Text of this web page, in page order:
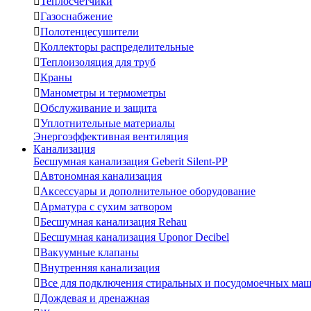
Газоснабжение
Полотенцесушители
Коллекторы распределительные
Теплоизоляция для труб
Краны
Манометры и термометры
Обслуживание и защита
Уплотнительные материалы
Энергоэффективная вентиляция
Канализация
Бесшумная канализация Geberit Silent-PP
Автономная канализация
Аксессуары и дополнительное оборудование
Арматура с сухим затвором
Бесшумная канализация Rehau
Бесшумная канализация Uponor Decibel
Вакуумные клапаны
Внутренняя канализация
Все для подключения стиральных и посудомоечных
Дождевая и дренажная